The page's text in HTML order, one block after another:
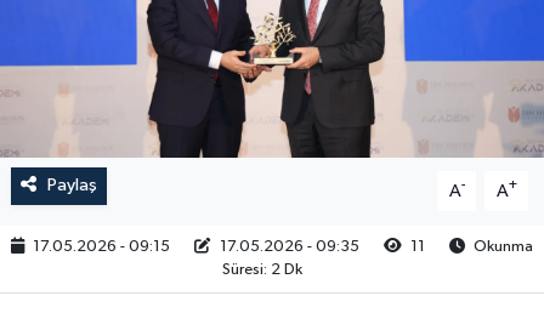
Paylaş A- A+
17.05.2026 - 09:15 17.05.2026 - 09:35 11
Okunma
Süresi: 2 Dk
RESMİ İLAN